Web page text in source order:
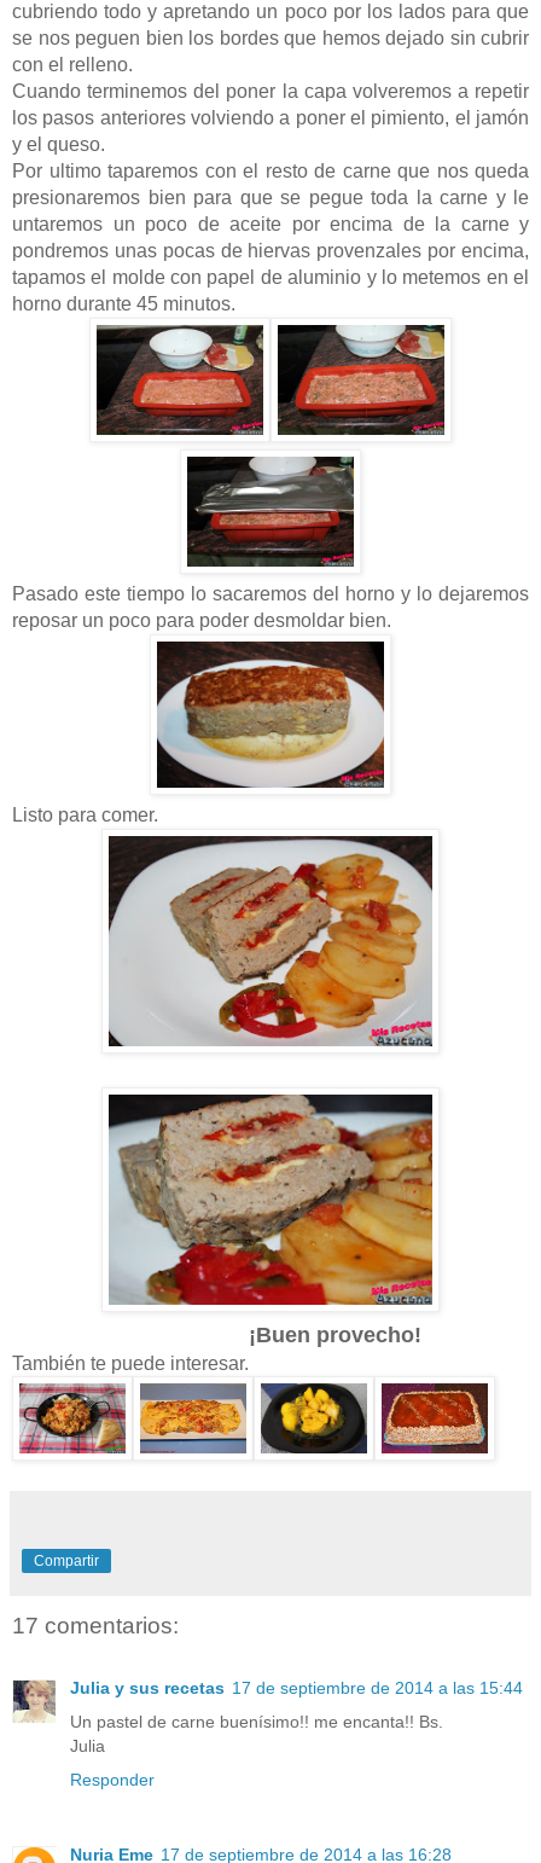
cubriendo todo y apretando un poco por los lados para que
se nos peguen bien los bordes que hemos dejado sin cubrir
con el relleno.
Cuando terminemos del poner la capa volveremos a repetir
los pasos anteriores volviendo a poner el pimiento, el jamón
y el queso.
Por ultimo taparemos con el resto de carne que nos queda
presionaremos bien para que se pegue toda la carne y le
untaremos un poco de aceite por encima de la carne y
pondremos unas pocas de hiervas provenzales por encima,
tapamos el molde con papel de aluminio y lo metemos en el
horno durante 45 minutos.
Pasado este tiempo lo sacaremos del horno y lo dejaremos
reposar un poco para poder desmoldar bien.
Listo para comer.
¡Buen provecho!
También te puede interesar.
Compartir
17 comentarios:
Julia y sus recetas 17 de septiembre de 2014 a las 15:44
Un pastel de carne buenísimo!! me encanta!! Bs.
Julia
Responder
Nuria Eme 17 de septiembre de 2014 a las 16:28